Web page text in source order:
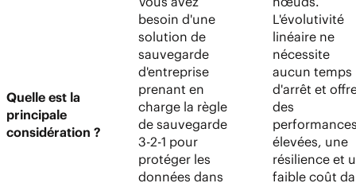
Quelle est la
principale
considération ?
besoin d'une
solution de
sauvegarde
d'entreprise
prenant en
charge la règle
de sauvegarde
3-2-1 pour
protéger les
données dans
L'évolutivité
linéaire ne
nécessite
aucun temps
d'arrêt et
des
élevées, une
résilience et
faible coût